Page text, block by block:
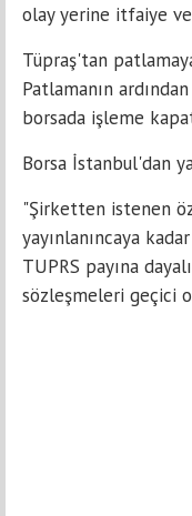
olay yerine itfaiye
Tüpraş'tan
Patlamanın
borsada işleme
Borsa İstanbul'dan
"Şirketten istenen
yayınlanıncaya
TUPRS payına
sözleşmeleri geçici